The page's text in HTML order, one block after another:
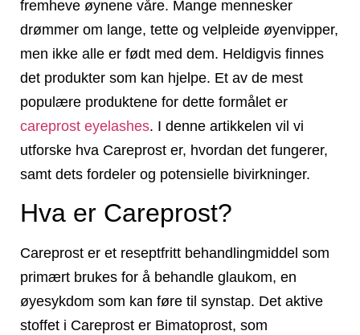
fremheve øynene våre. Mange mennesker
drømmer om lange, tette og velpleide øyenvipper,
men ikke alle er født med dem. Heldigvis finnes
det produkter som kan hjelpe. Et av de mest
populære produktene for dette formålet er
careprost eyelashes. I denne artikkelen vil vi
utforske hva Careprost er, hvordan det fungerer,
samt dets fordeler og potensielle bivirkninger.
Hva er Careprost?
Careprost er et reseptfritt behandlingmiddel som
primært brukes for å behandle glaukom, en
øyesykdom som kan føre til synstap. Det aktive
stoffet i Careprost er Bimatoprost, som